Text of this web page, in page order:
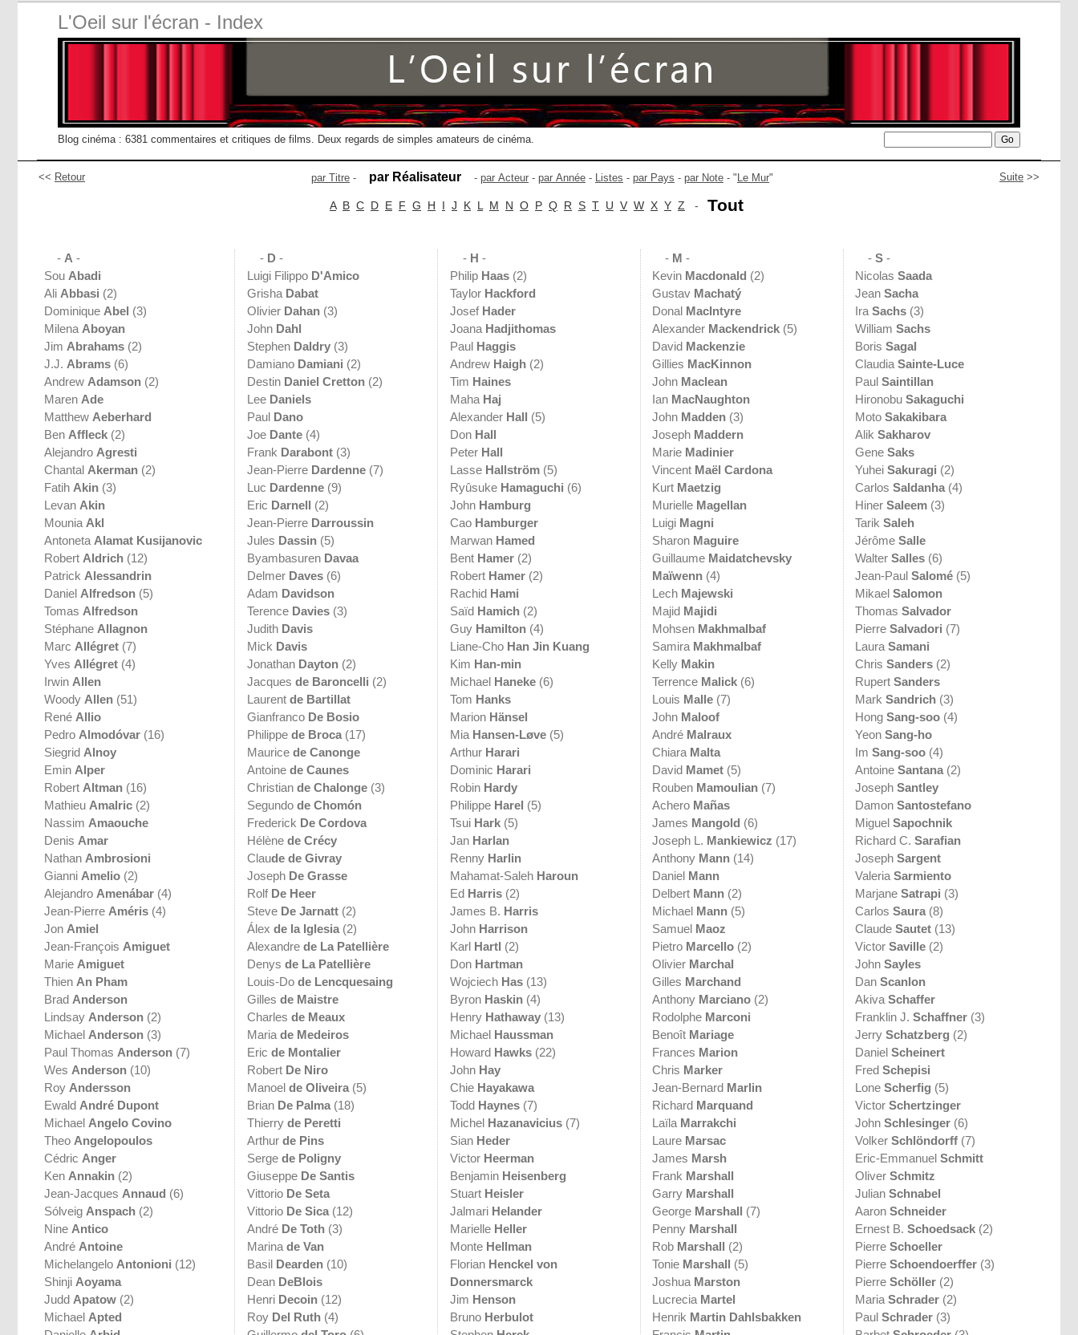
L'Oeil sur l'écran - Index
Blog cinéma : 6381 commentaires et critiques de films. Deux regards de simples amateurs de cinéma.
<< Retour Suite >>
par Titre - par Réalisateur - par Acteur - par Année - Listes - par Pays - par Note - " Le Mur"
A B C D E F G H I J K L M N O P Q R S T U V W X Y Z - Tout
- A -
Sou Abadi
Ali Abbasi (2)
Dominique Abel (3)
Milena Aboyan
Jim Abrahams (2)
J.J. Abrams (6)
Andrew Adamson (2)
Maren Ade
Matthew Aeberhard
Ben Affleck (2)
Alejandro Agresti
Chantal Akerman (2)
Fatih Akin (3)
Levan Akin
Mounia Akl
Antoneta Alamat Kusijanovic
Robert Aldrich (12)
Patrick Alessandrin
Daniel Alfredson (5)
Tomas Alfredson
Stéphane Allagnon
Marc Allégret (7)
Yves Allégret (4)
Irwin Allen
Woody Allen (51)
René Allio
Pedro Almodóvar (16)
Siegrid Alnoy
Emin Alper
Robert Altman (16)
Mathieu Amalric (2)
Nassim Amaouche
Denis Amar
Nathan Ambrosioni
Gianni Amelio (2)
Alejandro Amenábar (4)
Jean-Pierre Améris (4)
Jon Amiel
Jean-François Amiguet
Marie Amiguet
Thien An Pham
Brad Anderson
Lindsay Anderson (2)
Michael Anderson (3)
Paul Thomas Anderson (7)
Wes Anderson (10)
Roy Andersson
Ewald André Dupont
Michael Angelo Covino
Theo Angelopoulos
Cédric Anger
Ken Annakin (2)
Jean-Jacques Annaud (6)
Sólveig Anspach (2)
Nine Antico
André Antoine
Michelangelo Antonioni (12)
Shinji Aoyama
Judd Apatow (2)
Michael Apted
- D-
Luigi Filippo D'Amico
Grisha Dabat
Olivier Dahan(3)
John Dahl
Stephen Daldry(3)
Damiano Damiani (2)
Destin Daniel Cretton(2)
Lee Daniels
Paul Dano
Joe Dante(4)
Frank Darabont(3)
Jean-Pierre Dardenne(7)
Luc Dardenne(9)
Eric Darnell (2)
Jean-Pierre Darroussin
Jules Dassin(5)
Byambasuren Davaa
Delmer Daves(6)
Adam Davidson
Terence Davies(3)
Judith Davis
Mick Davis
Jonathan Dayton(2)
Jacques de Baroncelli (2)
Laurent de Bartillat
Gianfranco De Bosio
Philippe de Broca(17)
Maurice de Canonge
Antoine de Caunes
Christian de Chalonge(3)
Segundo de Chomón
Frederick De Cordova
Hélène de Crécy
Claude de Givray
Joseph De Grasse
Rolf De Heer
Steve De Jarnatt(2)
Álex de la Iglesia(2)
Alexandre de La Patellière
Denys de La Patellière
Louis-Do de Lencquesaing
Gilles de Maistre
Charles de Meaux
Maria de Medeiros
Eric de Montalier
Robert De Niro
Manoel de Oliveira(5)
Brian De Palma(18)
Thierry de Peretti
Arthur de Pins
Serge de Poligny
Giuseppe De Santis
Vittorio De Seta
Vittorio De Sica(12)
André De Toth(3)
Marina de Van
Basil Dearden(10)
Dean DeBlois
Henri Decoin(12)
Roy Del Ruth(4)
- H -
Philip Haas(2)
Taylor Hackford
Josef Hader
Joana Hadjithomas
Paul Haggis
Andrew Haigh(2)
Tim Haines
Maha Haj
Alexander Hall (5)
Don Hall
Peter Hall
Lasse Hallström(5)
Ryûsuke Hamaguchi (6)
John Hamburg
Cao Hamburger
Marwan Hamed
Bent Hamer(2)
Robert Hamer(2)
Rachid Hami
Saïd Hamich(2)
Guy Hamilton(4)
Liane-Cho Han Jin Kuang
Kim Han-min
Michael Haneke(6)
Tom Hanks
Marion Hänsel
Mia Hansen-Løve(5)
Arthur Harari
Dominic Harari
Robin Hardy
Philippe Harel (5)
Tsui Hark(5)
Jan Harlan
Renny Harlin
Mahamat-Saleh Haroun
Ed Harris(2)
James B. Harris
John Harrison
Karl Hartl (2)
Don Hartman
Wojciech Has(13)
Byron Haskin(4)
Henry Hathaway(13)
Michael Haussman
Howard Hawks(22)
John Hay
Chie Hayakawa
Todd Haynes(7)
Michel Hazanavicius(7)
Sian Heder
Victor Heerman
Benjamin Heisenberg
Stuart Heisler
Jalmari Helander
Marielle Heller
Monte Hellman
Florian Henckel von
Donnersmarck
Jim Henson
Bruno Herbulot
- M -
Kevin Macdonald (2)
Gustav Machatý
Donal MacIntyre
Alexander Mackendrick (5)
David Mackenzie
Gillies MacKinnon
John Maclean
Ian MacNaughton
John Madden (3)
Joseph Maddern
Marie Madinier
Vincent Maël Cardona
Kurt Maetzig
Murielle Magellan
Luigi Magni
Sharon Maguire
Guillaume Maidatchevsky
Maïwenn (4)
Lech Majewski
Majid Majidi
Mohsen Makhmalbaf
Samira Makhmalbaf
Kelly Makin
Terrence Malick (6)
Louis Malle (7)
John Maloof
André Malraux
Chiara Malta
David Mamet (5)
Rouben Mamoulian (7)
Achero Mañas
James Mangold (6)
Joseph L. Mankiewicz (17)
Anthony Mann (14)
Daniel Mann
Delbert Mann (2)
Michael Mann (5)
Samuel Maoz
Pietro Marcello (2)
Olivier Marchal
Gilles Marchand
Anthony Marciano (2)
Rodolphe Marconi
Benoît Mariage
Frances Marion
Chris Marker
Jean-Bernard Marlin
Richard Marquand
Laïla Marrakchi
Laure Marsac
James Marsh
Frank Marshall
Garry Marshall
George Marshall (7)
Penny Marshall
Rob Marshall (2)
Tonie Marshall (5)
Joshua Marston
Lucrecia Martel
Henrik Martin Dahlsbakken
-S -
NicolasSaada
JeanSacha
IraSachs (3)
WilliamSachs
BorisSagal
ClaudiaSainte-Luce
PaulSaintillan
HironobuSakaguchi
MotoSakakibara
AlikSakharov
GeneSaks
YuheiSakuragi (2)
CarlosSaldanha (4)
HinerSaleem (3)
TarikSaleh
JérômeSalle
WalterSalles (6)
Jean-PaulSalomé (5)
MikaelSalomon
ThomasSalvador
PierreSalvadori (7)
LauraSamani
ChrisSanders (2)
RupertSanders
MarkSandrich (3)
HongSang-soo (4)
YeonSang-ho
ImSang-soo (4)
AntoineSantana (2)
JosephSantley
DamonSantostefano
MiguelSapochnik
Richard C.Sarafian
JosephSargent
ValeriaSarmiento
MarjaneSatrapi (3)
CarlosSaura (8)
ClaudeSautet (13)
VictorSaville (2)
JohnSayles
DanScanlon
AkivaSchaffer
Franklin J.Schaffner (3)
JerrySchatzberg (2)
DanielScheinert
FredSchepisi
LoneScherfig (5)
VictorSchertzinger
JohnSchlesinger (6)
VolkerSchlöndorff (7)
Eric-EmmanuelSchmitt
OliverSchmitz
JulianSchnabel
AaronSchneider
Ernest B.Schoedsack (2)
PierreSchoeller
PierreSchoendoerffer (3)
PierreSchöller (2)
MariaSchrader (2)
PaulSchrader (3)